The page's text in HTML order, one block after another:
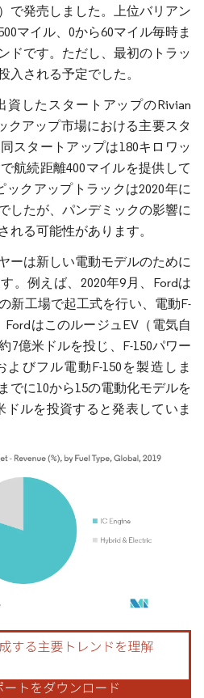
で発売しました。上位バリアン
マイル、0から60マイル毎時ま
ドです。ただし、最初のトラッ
入される予定でした。
資したスタートアップのRivian
クアップ市場における主要スタ
スタートアップは180キロワッ
航続距離400マイルを提供して
ックアップトラックは2020年に
したが、パンデミックの影響に
れる可能性があります。
ーは新しい電動モデルのために
。例えば、2020年9月、Fordは
新工場で起工式を行い、電動F-
はこのルージュEV（電気自
7億米ドルを投じ、F-150パワー
びフル電動F-150を製造しま
でに10から15の電動化モデルを
ドルを投資すると発表していま
にはCC BY 4.0の表示が必要です。